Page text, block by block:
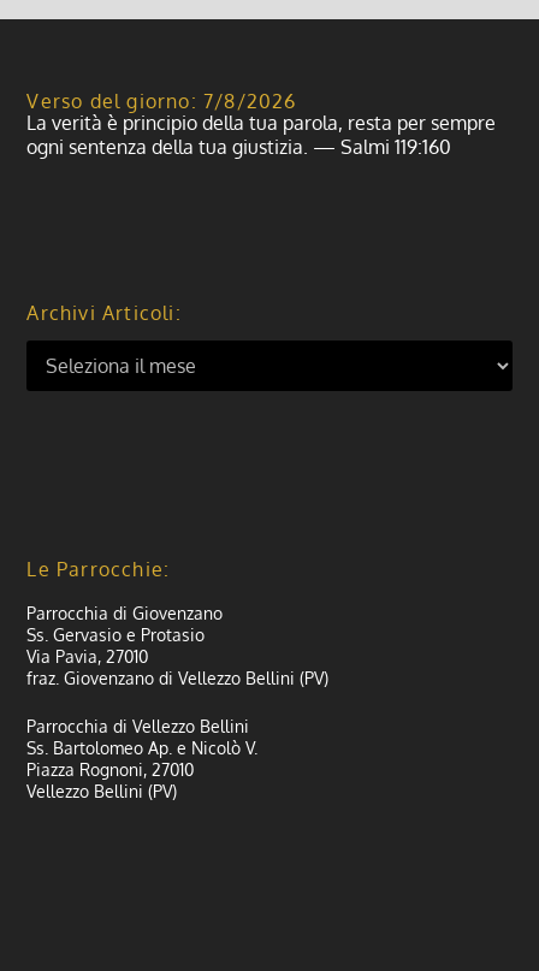
Verso del giorno: 7/8/2026
La verità è principio della tua parola, resta per sempre
ogni sentenza della tua giustizia. — Salmi 119:160
Archivi Articoli:
Le Parrocchie:
Parrocchia di Giovenzano
Ss. Gervasio e Protasio
Via Pavia, 27010
fraz. Giovenzano di Vellezzo Bellini (PV)
Parrocchia di Vellezzo Bellini
Ss. Bartolomeo Ap. e Nicolò V.
Piazza Rognoni, 27010
Vellezzo Bellini (PV)